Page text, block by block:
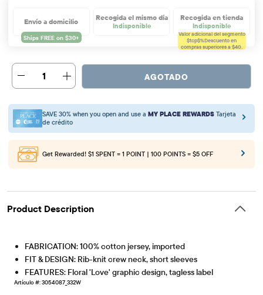
Envío a domicilio Recogida el mismo día
Indisponible
Recogida en tienda
Indisponible
Valor adicional del segmento
$tcp$%Descuento en
compras superiores a $40.
1 AGOTADO
SAVE 30% when you open and use a MY PLACE REWARDS Tarjeta
de crédito
Get Rewarded! $1 SPENT = 1 POINT | 100 POINTS = $5 OFF
Product Description
FABRICATION: 100% cotton jersey, imported
FIT & DESIGN: Rib-knit crew neck, short sleeves
FEATURES: Floral 'Love' graphic design, tagless label
Artículo #: 3054087_332W